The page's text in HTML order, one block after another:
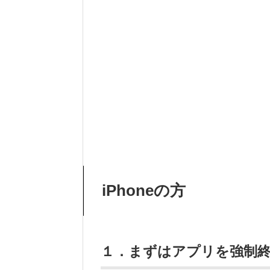
iPhoneの方
１．まずはアプリを強制